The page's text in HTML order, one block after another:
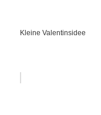
Kleine Valentinsidee